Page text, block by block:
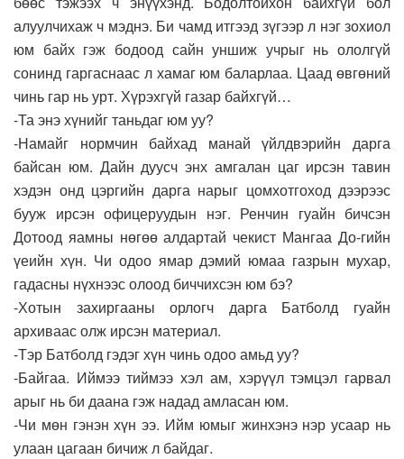
алуулчихаж ч мэднэ. Би чамд итгээд зүгээр л нэг зохиол
юм байх гэж бодоод сайн уншиж учрыг нь ололгүй
сонинд гаргаснаас л хамаг юм баларлаа. Цаад өвгөний
чинь гар нь урт. Хүрэхгүй газар байхгүй…
-Та энэ хүнийг таньдаг юм уу?
-Намайг нормчин байхад манай үйлдвэрийн дарга
байсан юм. Дайн дуусч энх амгалан цаг ирсэн тавин
хэдэн онд цэргийн дарга нарыг цомхотгоход дээрээс
бууж ирсэн офицеруудын нэг. Ренчин гуайн бичсэн
Дотоод яамны нөгөө алдартай чекист Мангаа До-гийн
үеийн хүн. Чи одоо ямар дэмий юмаа газрын мухар,
гадасны нүхнээс олоод биччихсэн юм бэ?
-Хотын захиргааны орлогч дарга Батболд гуайн
архиваас олж ирсэн материал.
-Тэр Батболд гэдэг хүн чинь одоо амьд уу?
-Байгаа. Иймээ тиймээ хэл ам, хэрүүл тэмцэл гарвал
арыг нь би даана гэж надад амласан юм.
-Чи мөн гэнэн хүн ээ. Ийм юмыг жинхэнэ нэр усаар нь
улаан цагаан бичиж л байдаг.